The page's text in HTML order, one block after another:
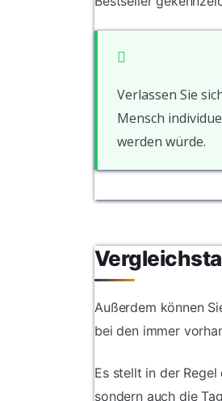
Verlassen Sie
Mensch
werden würde.
Außerdem können
bei den immer
Es stellt in der
sondern auch die